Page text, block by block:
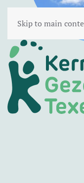
Skip to main